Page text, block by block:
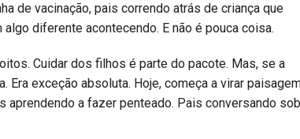
de vacinação, pais correndo atrás de criança que
diferente acontecendo. E não é pouca coisa.
Cuidar dos filhos é parte do pacote. Mas, se a
exceção absoluta. Hoje, começa a virar
aprendendo a fazer penteado. Pais conversando